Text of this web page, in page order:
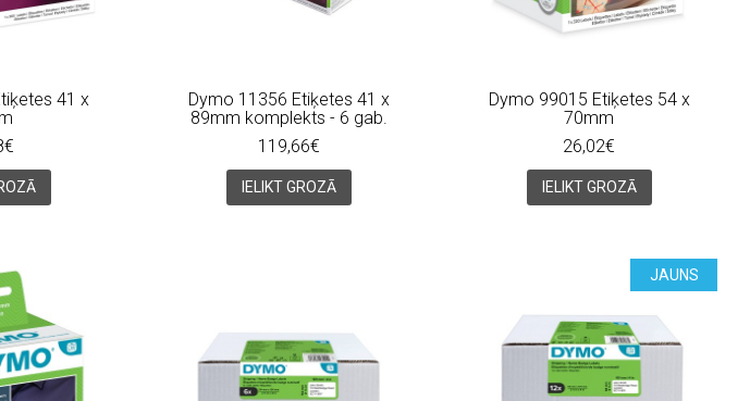
41 x
Dymo 11356 Etiķetes 41 x
89mm komplekts - 6 gab.
119,66€
IELIKT GROZĀ
Dymo 99015 Etiķetes 54 x
70mm
26,02€
IELIKT GROZĀ
JAUNS